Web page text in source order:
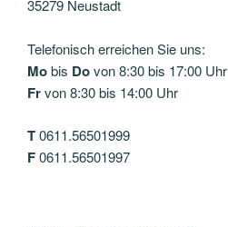
35279 Neustadt
Telefonisch erreichen Sie uns:
Mobis Dovon 8:30 bis 17:00 Uhr
Frvon 8:30 bis 14:00 Uhr
T0611.56501999
F0611.56501997